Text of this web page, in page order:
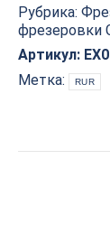
для
3D
фрезеровки
на
Рубрика:
фрезеровки
Артикул:
Метка:
RUR